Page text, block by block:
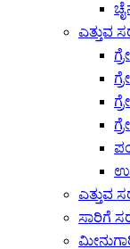
ಎತ್ತುವ
ಎತ್ತುವ
ಸಾರಿಗೆ